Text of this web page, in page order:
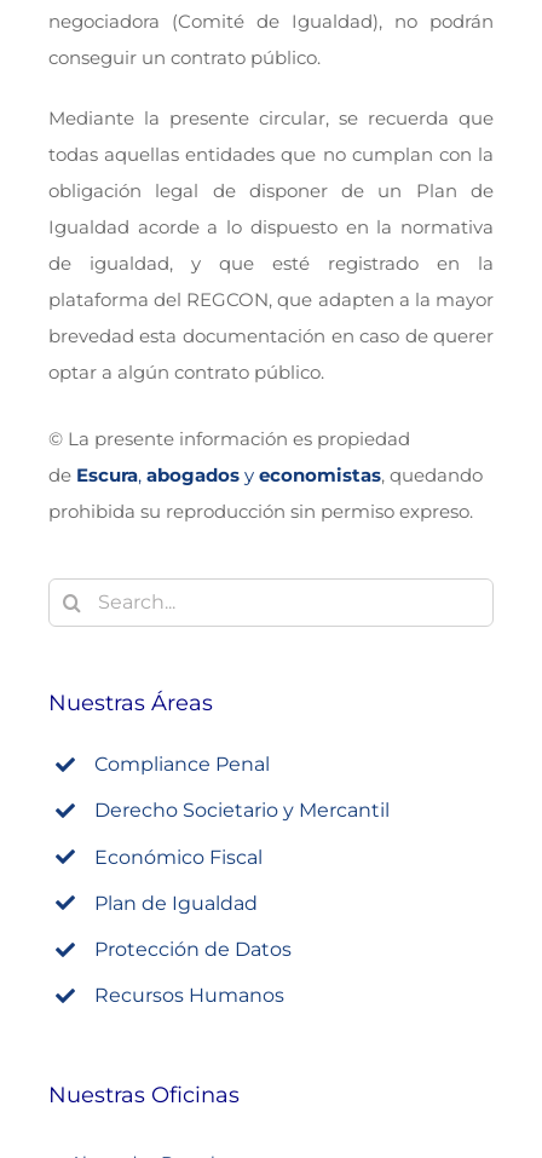
negociadora (Comité de Igualdad), no podrán
conseguir un contrato público.
Mediante la presente circular, se recuerda que
todas aquellas entidades que no cumplan con la
obligación legal de disponer de un Plan de
Igualdad acorde a lo dispuesto en la normativa
de igualdad, y que esté registrado en la
plataforma del REGCON, que adapten a la mayor
brevedad esta documentación en caso de querer
optar a algún contrato público.
© La presente información es propiedad
de Escura, abogadosy economistas, quedando
prohibida su reproducción sin permiso expreso.
Buscar:
Nuestras Áreas
Compliance Penal
Derecho Societario y Mercantil
Económico Fiscal
Plan de Igualdad
Protección de Datos
Recursos Humanos
Nuestras Oficinas